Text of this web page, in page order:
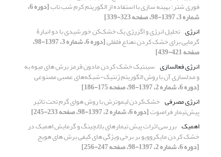
فوری شتر: بهینه سازی با استفاده از الگوریتم کرم شب تاب [دوره 6،
شماره 3، 1397-98، صفحه 323-339]
انرژی تحلیل انرژی و اگزرژی یک خشک‌کن خورشیدی با دو انبارۀ
گرمایی برای خشک کردن نعناع فلفلی [دوره 6، شماره 3، 1397-98،
صفحه 421-439]
انرژی فعالسازی سینتیک خشک کردن مادون قرمز برش های میوه به
و مدلسازی آن با روش الگوریتم ژنتیک-شبکه‌های عصبی مصنوعی
[دوره 6، شماره 2، 1397-98، صفحه 175-186]
انرژی مصرفی خشک‌کردن لیموترش با روش هوای گرم تحت تاثیر
پیش‌تیمار فراصوت[دوره 6، شماره 2، 1397-98، صفحه 233-245]
اهمیک بررسی اثرات پیش تیمارهای بلانچینگ و گرمایش اهمیک در
خشک کردن مایکروویو بر برخی ویژگی های کیفی برش های هویج
[دوره 6، شماره 2، 1397-98، صفحه 247-256]